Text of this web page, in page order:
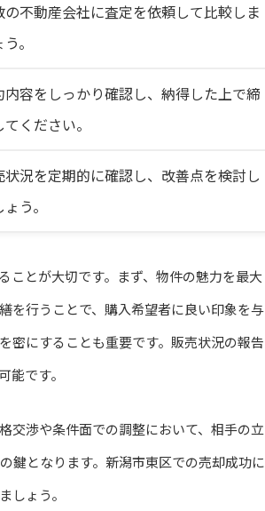
の不動産会社に査定を依頼して比較しま
。
内容をしっかり確認し、納得した上で締
ください。
状況を定期的に確認し、改善点を検討し
う。
ことが大切です。まず、物件の魅力を最大
を行うことで、購入希望者に良い印象を与
密にすることも重要です。販売状況の報告
です。
交渉や条件面での調整において、相手の立
鍵となります。新潟市東区での売却成功に
しょう。